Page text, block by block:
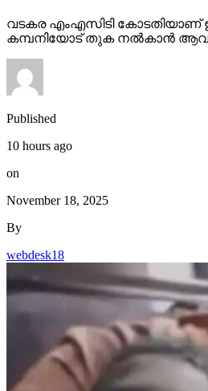
വടകര എംഎസിടി
കമ്പനിയോട് തുക നല്‍കാന്‍
Published
10 hours ago
on
November 18, 2025
By
webdesk18